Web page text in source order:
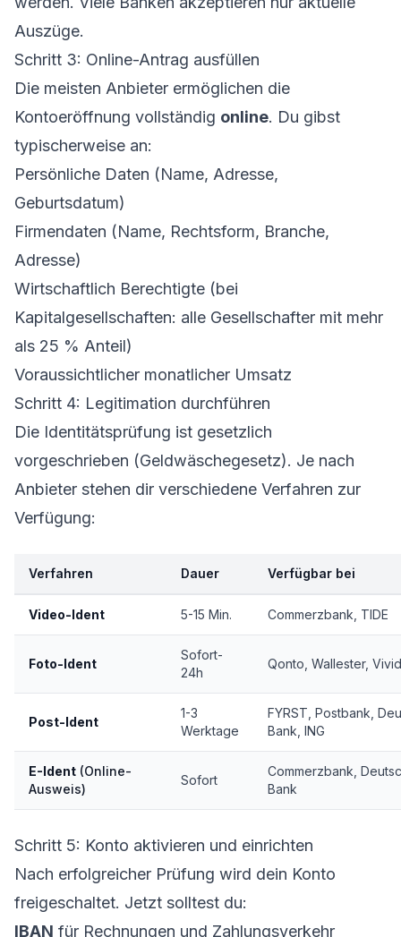
Auszüge.
Schritt 3: Online-Antrag ausfüllen
Die meisten Anbieter ermöglichen die
Kontoeröffnung vollständig online. Du gibst
typischerweise an:
Persönliche Daten (Name, Adresse,
Geburtsdatum)
Firmendaten (Name, Rechtsform, Branche,
Adresse)
Wirtschaftlich Berechtigte (bei
Kapitalgesellschaften: alle Gesellschafter mit mehr
als 25 % Anteil)
Voraussichtlicher monatlicher Umsatz
Schritt 4: Legitimation durchführen
Die Identitätsprüfung ist gesetzlich
vorgeschrieben (Geldwäschegesetz). Je nach
Anbieter stehen dir verschiedene Verfahren zur
Verfügung:
Verfahren Dauer Verfügbar bei
Video-Ident 5-15 Min. Commerzbank, TIDE
Foto-Ident
Sofort-
24h
Qonto, Wallester, Vivid
Post-Ident
1-3
Werktage
FYRST, Postbank,
Bank, ING
E-Ident (Online-
Ausweis)
Sofort
Commerzbank,
Bank
Schritt 5: Konto aktivieren und einrichten
Nach erfolgreicher Prüfung wird dein Konto
freigeschaltet. Jetzt solltest du:
IBAN für Rechnungen und Zahlungsverkehr